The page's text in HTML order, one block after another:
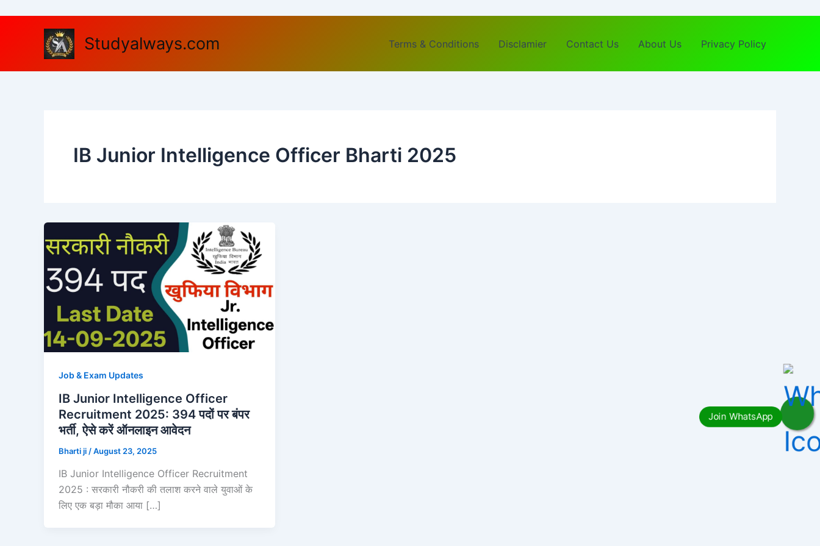
Studyalways.com Terms & Conditions Disclamier Contact Us About Us Privacy Policy
IB Junior Intelligence Officer Bharti 2025
Job & Exam Updates
IB Junior Intelligence Officer
Recruitment 2025: 394 पदों पर बंपर
भर्ती, ऐसे करें ऑनलाइन आवेदन
Bharti ji /August 23, 2025
IB Junior Intelligence Officer Recruitment
2025 : सरकारी नौकरी की तलाश करने वाले युवाओं के
लिए एक बड़ा मौका आया […]